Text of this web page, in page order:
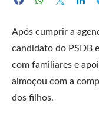
Após cumprir a
candidato do PSDB
com familiares e
almoçou com a
dos filhos.